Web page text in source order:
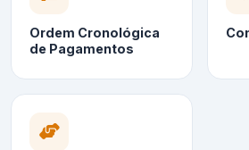
Ordem Cronológica
de Pagamentos